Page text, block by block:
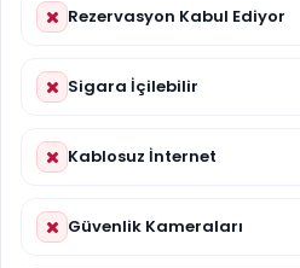
Rezervasyon Kabul Ediyor
Sigara İçilebilir
Kablosuz İnternet
Güvenlik Kameraları